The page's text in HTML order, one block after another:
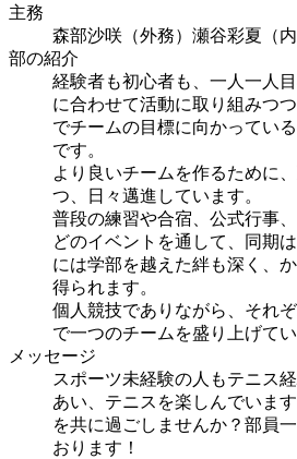
主務
森部沙咲（外務）瀬谷彩夏（内
部の紹介
経験者も初心者も、一人一人
に合わせて活動に取り組みつ
でチームの目標に向かってい
です。
より良いチームを作るために
つ、日々邁進しています。
普段の練習や合宿、公式行事
どのイベントを通して、同期
には学部を越えた絆も深く、
得られます。
個人競技でありながら、それ
で一つのチームを盛り上げてい
メッセージ
スポーツ未経験の人もテニス
あい、テニスを楽しんでいま
を共に過ごしませんか？部員
おります！